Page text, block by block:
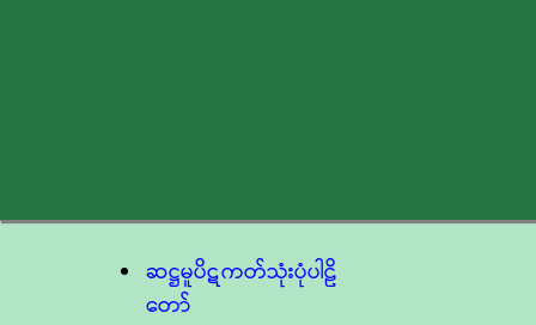
ဆဋ္ဌမူပိဋကတ်သုံးပုံပါဠိ
တော်